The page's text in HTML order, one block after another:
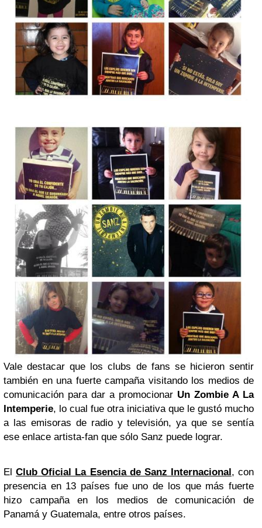
Vale destacar que los clubs de fans se hicieron sentir
también en una fuerte campaña visitando los medios de
comunicación para dar a promocionar Un Zombie A La
Intemperie, lo cual fue otra iniciativa que le gustó mucho
a las emisoras de radio y televisión, ya que se sentía
ese enlace artista-fan que sólo Sanz puede lograr.
ElClub Oficial La Esencia de Sanz Internacional, con
presencia en 13 países fue uno de los que más fuerte
hizo campaña en los medios de comunicación de
Panamá y Guatemala, entre otros países.